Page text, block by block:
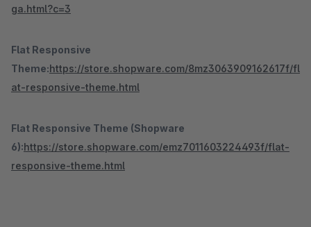
ga.html?c=3
Flat Responsive
Theme:https://store.shopware.com/8mz3063909162617f/fl
at-responsive-theme.html
Flat Responsive Theme (Shopware
6):https://store.shopware.com/emz7011603224493f/flat-
responsive-theme.html